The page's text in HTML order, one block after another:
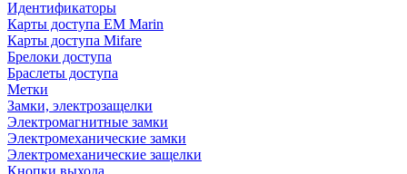
Идентификаторы
Карты доступа EM Marin
Карты доступа Mifare
Брелоки доступа
Браслеты доступа
Метки
Замки, электрозащелки
Электромагнитные замки
Электромеханические замки
Электромеханические защелки
Кнопки выхода